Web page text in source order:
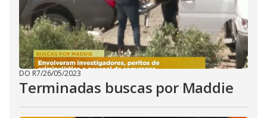
DO R7/26/05/2023
Terminadas buscas por Maddie